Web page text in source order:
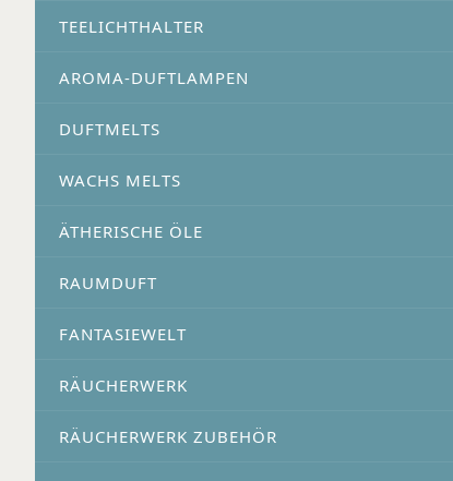
TEELICHTHALTER
AROMA-DUFTLAMPEN
DUFTMELTS
WACHS MELTS
ÄTHERISCHE ÖLE
RAUMDUFT
FANTASIEWELT
RÄUCHERWERK
RÄUCHERWERK ZUBEHÖR